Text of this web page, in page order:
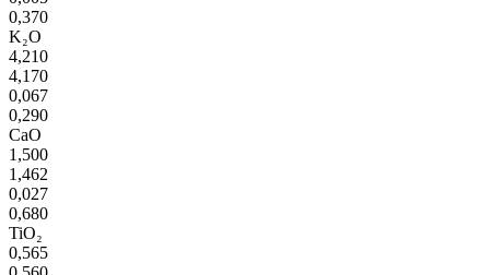
0,370
K₂O
4,210
4,170
0,067
0,290
CaO
1,500
1,462
0,027
0,680
TiO₂
0,565